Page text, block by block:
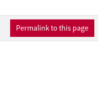
Permalink to this page